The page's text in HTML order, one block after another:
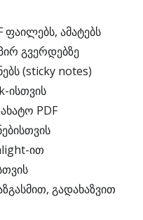
ფაილებს, ამატებს
გვერდებზე
(sticky notes)
ისთვის
PDF
ით
გადახაზვით